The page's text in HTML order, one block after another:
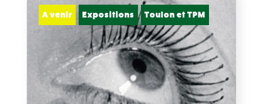
A venir Expositions Toulon et TPM